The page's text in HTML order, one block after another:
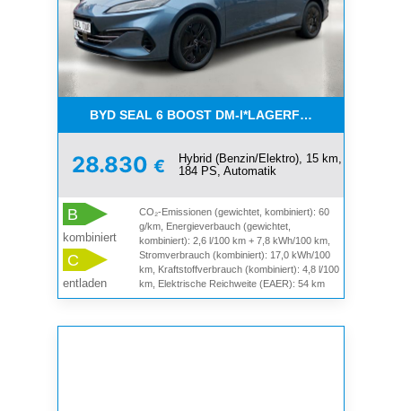
BYD SEAL 6 BOOST DM-
28.830 €
Hybrid (Benzin/Elektro), 15 km,
184 PS, Automatik
B
kombiniert
C
entladen
CO₂-Emissionen (gewichtet, kombiniert): 60
g/km, Energieverbauch (gewichtet,
kombiniert): 2,6 l/100 km + 7,8 kWh/100 km,
Stromverbrauch (kombiniert): 17,0 kWh/100
km, Kraftstoffverbrauch (kombiniert): 4,8 l/100
km, Elektrische Reichweite (EAER): 54 km